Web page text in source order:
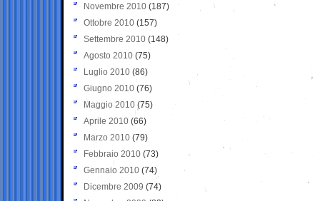
Novembre 2010 (187)
Ottobre 2010 (157)
Settembre 2010 (148)
Agosto 2010 (75)
Luglio 2010 (86)
Giugno 2010 (76)
Maggio 2010 (75)
Aprile 2010 (66)
Marzo 2010 (79)
Febbraio 2010 (73)
Gennaio 2010 (74)
Dicembre 2009 (74)